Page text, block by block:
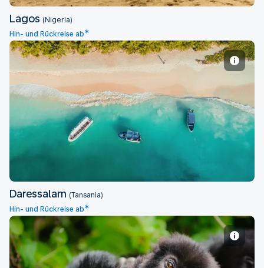
Lagos (Nigeria)
Hin- und Rückreise ab*
Daressalam
Daressalam (Tansania)
Hin- und Rückreise ab*